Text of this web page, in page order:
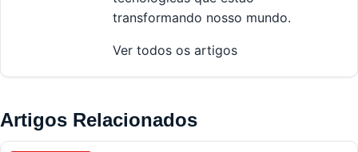
transformando nosso mundo.
Ver todos os artigos
Artigos Relacionados